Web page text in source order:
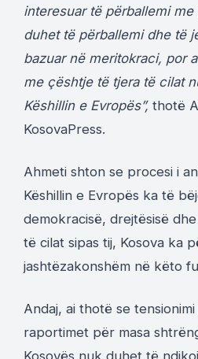
interesuar të përballemi
duhet të përballemi dhe të
bazuar në meritokraci, por
me çështje të tjera të cilat
Këshillin e Evropës”, thotë
KosovaPress.
Ahmeti shton se procesi i
Këshillin e Evropës ka të
demokracisë, drejtësisë
të cilat sipas tij, Kosova ka
jashtëzakonshëm në këto
Andaj, ai thotë se
raportimet për masa